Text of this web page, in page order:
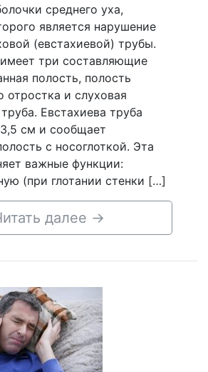
среднего уха,
является нарушение
(евстахиевой) трубы.
три составляющие
полость, полость
отростка и слуховая
Евстахиева труба
см и сообщает
с носоглоткой. Эта
важные функции:
(при глотании стенки […]
далее →